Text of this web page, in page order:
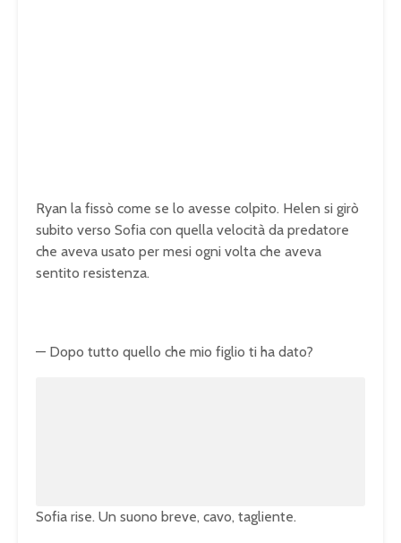
Ryan la fissò come se lo avesse colpito. Helen si girò
subito verso Sofia con quella velocità da predatore
che aveva usato per mesi ogni volta che aveva
sentito resistenza.
— Dopo tutto quello che mio figlio ti ha dato?
Sofia rise. Un suono breve, cavo, tagliente.